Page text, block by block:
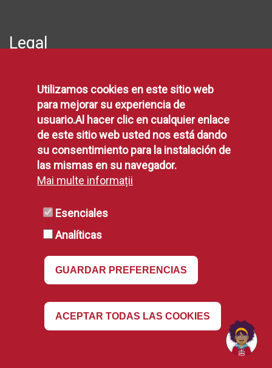
Legal
Política de Privacidad
Aviso Legal
Disponibilidad
Declaración de Accesibilidad
Política de Cookies
Utilizamos cookies en este sitio web
para mejorar su experiencia de
usuario.Al hacer clic en cualquier enlace
de este sitio web usted nos está dando
su consentimiento para la instalación de
las mismas en su navegador.
Mai multe informații
Esenciales
Analíticas
GUARDAR PREFERENCIAS
ACEPTAR TODAS LAS COOKIES